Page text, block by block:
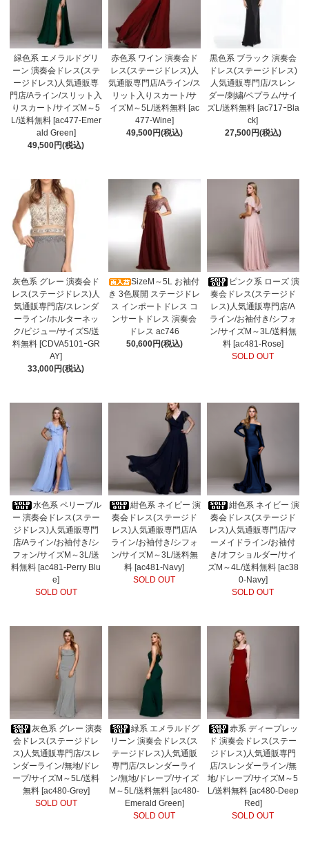
緑色系 エメラルドグリ
ーン 演奏会ドレス(ステ
ージドレス)人気通販専
門店/Aライン/スリット入
りスカート/サイズM～5
L/送料無料 [ac477-Emer
ald Green]
49,500円(税込)
赤色系 ワイン 演奏会ド
レス(ステージドレス)人
気通販専門店/Aライン/ス
リット入りスカート/サ
イズM～5L/送料無料 [ac
477-Wine]
49,500円(税込)
黒色系 ブラック 演奏会
ドレス(ステージドレス)
人気通販専門店/スレン
ダー/刺繍/ペプラム/サイ
ズL/送料無料 [ac717ｰBla
ck]
27,500円(税込)
灰色系 グレー 演奏会ド
レス(ステージドレス)人
気通販専門店/スレンダ
ーライン/ホルターネッ
ク/ビジュー/サイズS/送
料無料 [CDVA5101ｰGR
AY]
33,000円(税込)
SizeM～5L お袖付
き 3色展開 ステージドレ
ス インポートドレス コ
ンサートドレス 演奏会
ドレス ac746
50,600円(税込)
ピンク系 ローズ 演
奏会ドレス(ステージド
レス)人気通販専門店/A
ライン/お袖付き/シフォ
ン/サイズM～3L/送料無
料 [ac481-Rose]
SOLD OUT
水色系 ペリーブル
ー 演奏会ドレス(ステー
ジドレス)人気通販専門
店/Aライン/お袖付き/シ
フォン/サイズM～3L/送
料無料 [ac481-Perry Blu
e]
SOLD OUT
紺色系 ネイビー 演
奏会ドレス(ステージド
レス)人気通販専門店/A
ライン/お袖付き/シフォ
ン/サイズM～3L/送料無
料 [ac481-Navy]
SOLD OUT
紺色系 ネイビー 演
奏会ドレス(ステージド
レス)人気通販専門店/マ
ーメイドライン/お袖付
き/オフショルダー/サイ
ズM～4L/送料無料 [ac38
0-Navy]
SOLD OUT
灰色系 グレー 演奏
会ドレス(ステージドレ
ス)人気通販専門店/スレ
ンダーライン/無地/ドレ
ープ/サイズM～5L/送料
無料 [ac480-Grey]
SOLD OUT
緑系 エメラルドグ
リーン 演奏会ドレス(ス
テージドレス)人気通販
専門店/スレンダーライ
ン/無地/ドレープ/サイズ
M～5L/送料無料 [ac480-
Emerald Green]
SOLD OUT
赤系 ディープレッ
ド 演奏会ドレス(ステー
ジドレス)人気通販専門
店/スレンダーライン/無
地/ドレープ/サイズM～5
L/送料無料 [ac480-Deep
Red]
SOLD OUT